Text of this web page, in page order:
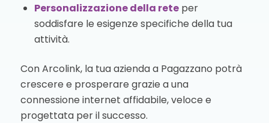
Personalizzazione della reteper
soddisfare le esigenze specifiche della tua
attività.
Con Arcolink, la tua azienda a Pagazzano potrà
crescere e prosperare grazie a una
connessione internet affidabile, veloce e
progettata per il successo.